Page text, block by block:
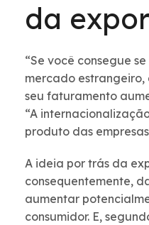
da
“Se você consegue
mercado
seu faturamento
“A
produto das
A ideia por trás da
consequentemente,
aumentar
consumidor. E,